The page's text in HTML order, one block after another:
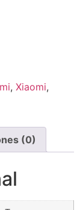
, Xiaomi,
(0)